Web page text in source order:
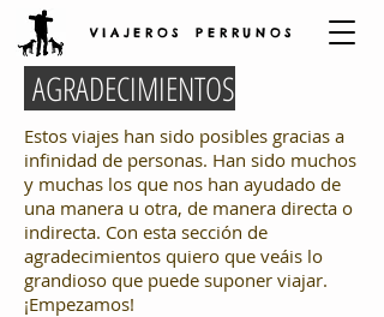
V I A J E R O S P E R R U N O S
AGRADECIMIENTOS
Estos viajes han sido posibles gracias a
infinidad de personas. Han sido muchos
y muchas los que nos han ayudado de
una manera u otra, de manera directa o
indirecta. Con esta sección de
agradecimientos quiero que veáis lo
grandioso que puede suponer viajar.
¡Empezamos!